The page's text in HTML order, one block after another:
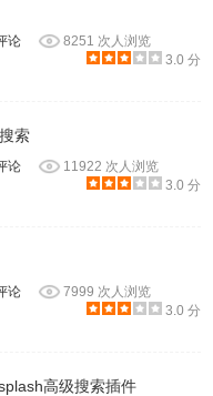
论
8251 次人浏览
3.0 分
索
论
11922 次人浏览
3.0 分
论
7999 次人浏览
3.0 分
高级搜索插件